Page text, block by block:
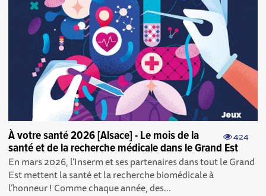
424
À votre santé 2026 [Alsace] - Le mois de la
santé et de la recherche médicale dans le Grand Est
En mars 2026, l’Inserm et ses partenaires dans tout le Grand
Est mettent la santé et la recherche biomédicale à
l’honneur ! Comme chaque année, des...